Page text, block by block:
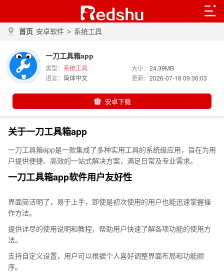
首页 安卓软件 > 系统工具
一刀工具箱app
类型： 系统工具 大小：24.39MB
语言： 简体中文 更新：2026-07-18 09:36:03
安卓下载
关于一刀工具箱app
一刀工具箱app是一款集成了多种实用工具的系统级应用，旨在为用
户提供便捷、高效的一站式解决方案，满足日常及专业需求。
一刀工具箱app软件用户友好性
界面简洁明了，易于上手，即使是初次使用的用户也能迅速掌握操
作方法。
提供详尽的使用说明和教程，帮助用户快速了解各项功能的使用方
法。
支持自定义设置，用户可以根据个人喜好调整界面布局和功能顺
序。